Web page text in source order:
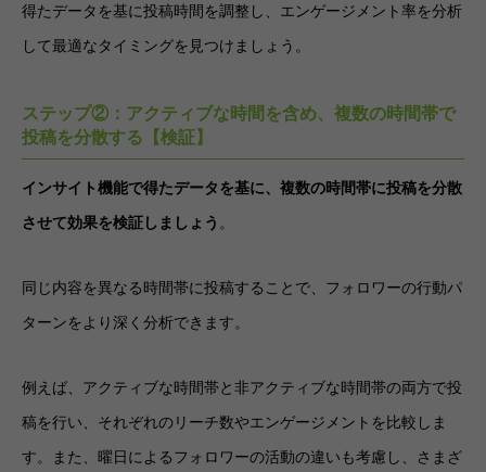
得たデータを基に投稿時間を調整し、エンゲージメント率を分析
して最適なタイミングを見つけましょう。
ステップ②：アクティブな時間を含め、複数の時間帯で
投稿を分散する【検証】
インサイト機能で得たデータを基に、複数の時間帯に投稿を分散
させて効果を検証しましょう 。
同じ内容を異なる時間帯に投稿することで、フォロワーの行動パ
ターンをより深く分析できます。
例えば、アクティブな時間帯と非アクティブな時間帯の両方で投
稿を行い、それぞれのリーチ数やエンゲージメントを比較しま
す。また、曜日によるフォロワーの活動の違いも考慮し、さまざ